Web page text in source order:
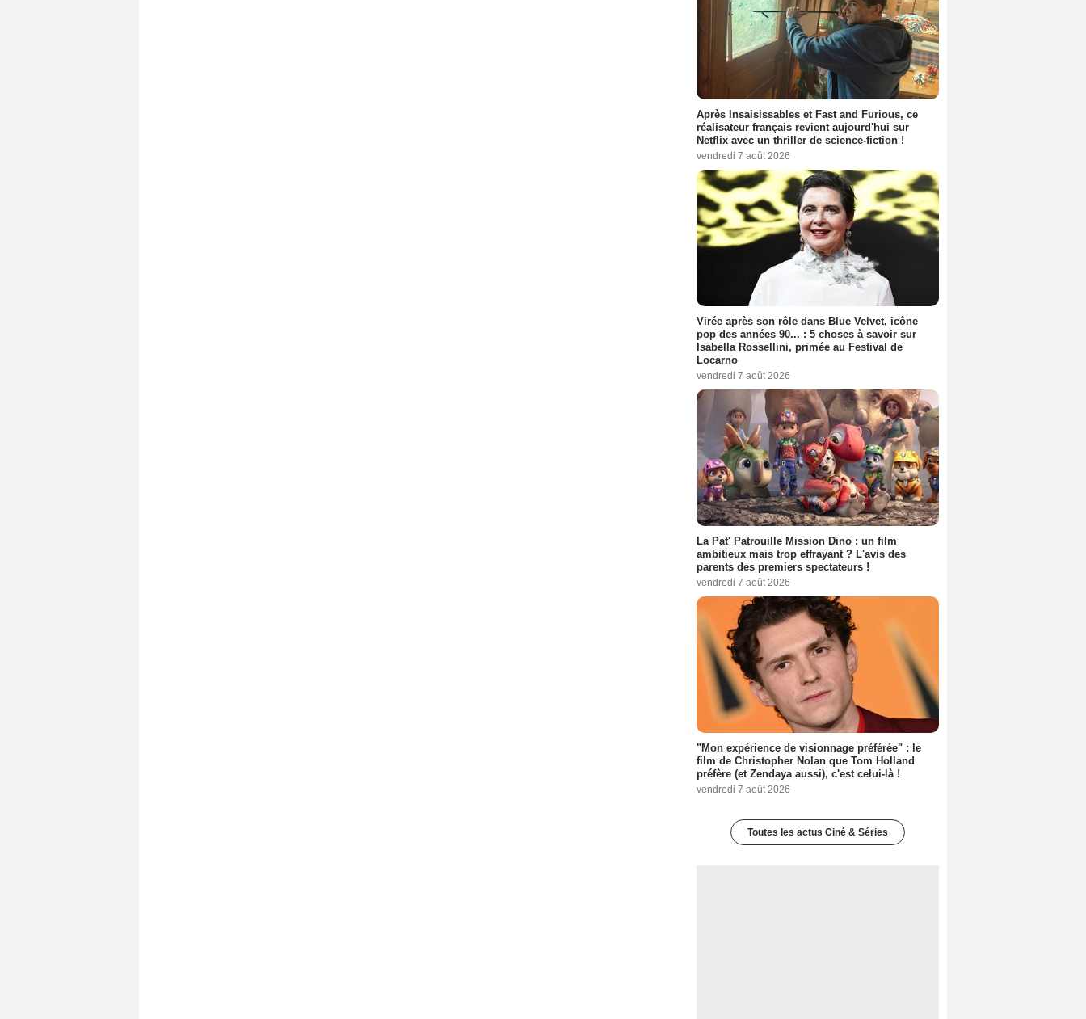
Après Insaisissables et Fast and Furious, ce
réalisateur français revient aujourd'hui sur
Netflix avec un thriller de science-fiction !
vendredi 7 août 2026
Virée après son rôle dans Blue Velvet, icône
pop des années 90... : 5 choses à savoir sur
Isabella Rossellini, primée au Festival de
Locarno
vendredi 7 août 2026
La Pat' Patrouille Mission Dino : un film
ambitieux mais trop effrayant ? L'avis des
parents des premiers spectateurs !
vendredi 7 août 2026
"Mon expérience de visionnage préférée" : le
film de Christopher Nolan que Tom Holland
préfère (et Zendaya aussi), c'est celui-là !
vendredi 7 août 2026
Toutes les actus Ciné & Séries